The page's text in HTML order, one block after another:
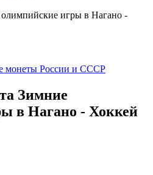
игры в Нагано -
монеты России и СССР
Зимние
в Нагано - Хоккей